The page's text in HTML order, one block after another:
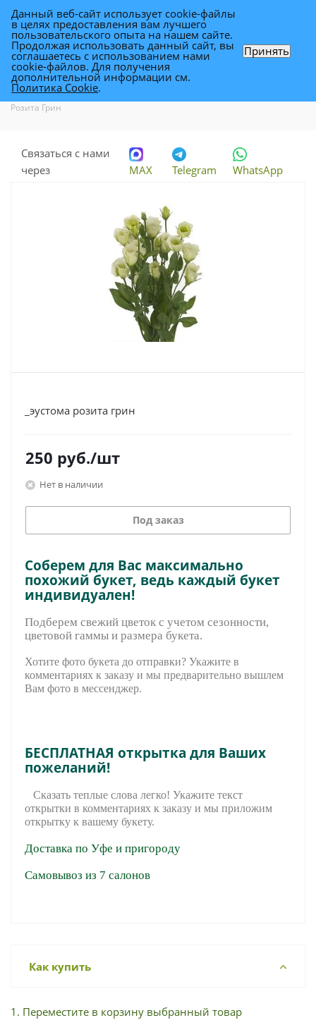
эустома Розита Грин
Каталог - Каталог цветов в Уфе
Розита Грин
Связаться с нами
через
MAX Telegram WhatsApp
_эустома розита грин
250 руб./шт
Нет в наличии
Под заказ
Соберем для Вас максимально
похожий букет, ведь каждый букет
индивидуален!
Подберем свежий цветок с учетом сезонности,
цветовой гаммы и размера букета.
Хотите фото букета до отправки? Укажите в
комментариях к заказу и мы предварительно вышлем
Вам фото в мессенджер.
БЕСПЛАТНАЯ открытка для Ваших
пожеланий!
Сказать теплые слова легко! Укажите текст
открытки в комментариях к заказу и мы приложим
открытку к вашему букету.
Доставка по Уфе и пригороду
Самовывоз из 7 салонов
Как купить
1. Переместите в корзину выбранный товар
Данный веб-сайт использует cookie-файлы
в целях предоставления вам лучшего
пользовательского опыта на нашем сайте.
Продолжая использовать данный сайт, вы
соглашаетесь с использованием нами
cookie-файлов. Для получения
дополнительной информации см.
Политика Cookie.
Принять